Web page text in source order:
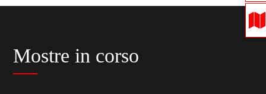
Mostre in corso